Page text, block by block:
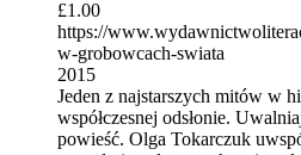
£1.00
https://
w-grobowcach-swiata
2015
Jeden z najstarszych mitów w
współczesnej odsłonie.
powieść. Olga Tokarczuk